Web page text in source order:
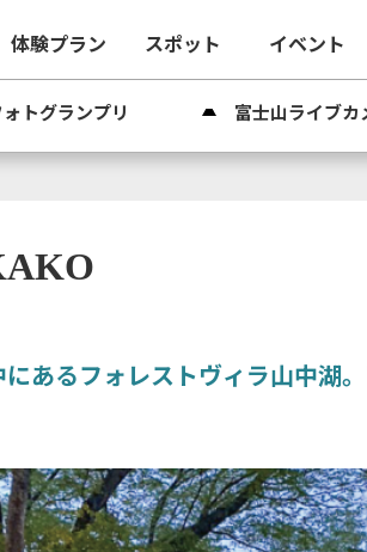
体験プラン スポット イベント
トグランプリ 富士山ライブカ
あるフォレストヴィラ山中湖